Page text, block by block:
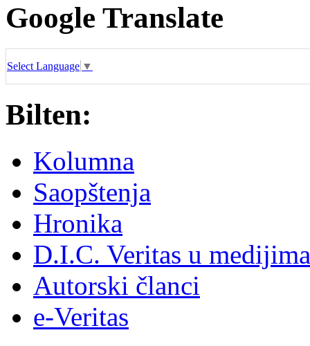
Google Translate
Select Language ▼
Bilten:
Kolumna
Saopštenja
Hronika
D.I.C. Veritas u medijima
Autorski članci
e-Veritas